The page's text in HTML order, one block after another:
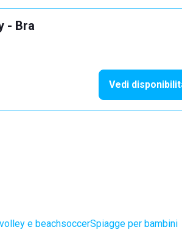
- Bra
Vedi
e beachsoccerSpiagge per bambini